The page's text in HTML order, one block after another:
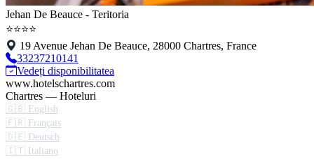
Jehan De Beauce - Teritoria
⭐⭐⭐⭐
19 Avenue Jehan De Beauce, 28000 Chartres, France
33237210141
Vedeți disponibilitatea
www.hotelschartres.com
Chartres — Hoteluri
🇬🇧 English
🇫🇷 Français
🇩🇪 Deutsch
🇮🇹 Italiano